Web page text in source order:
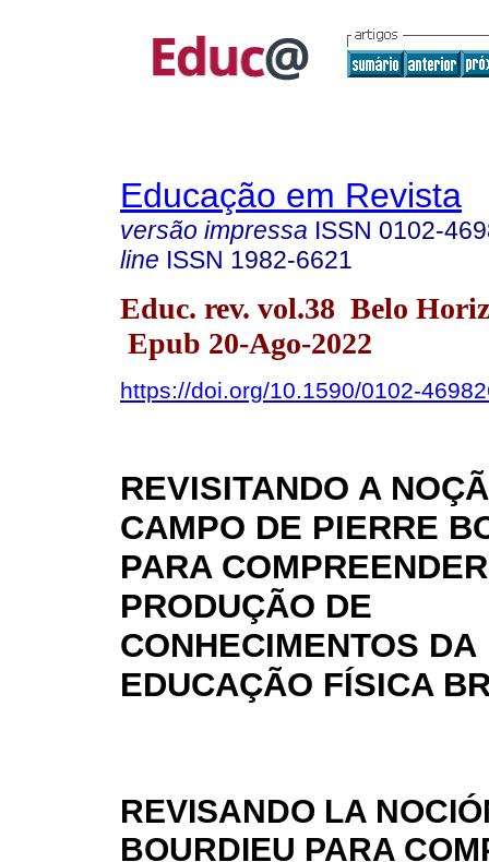
Educação em Revista
versão impressa ISSN 0102-
line ISSN 1982-6621
Educ. rev. vol.38 Belo
Epub 20-Ago-2022
https://doi.org/10.1590/0102-
REVISITANDO A
CAMPO DE PIERRE
PARA
PRODUÇÃO DE
CONHECIMENTOS DA
EDUCAÇÃO FÍSICA
REVISANDO LA
BOURDIEU PARA